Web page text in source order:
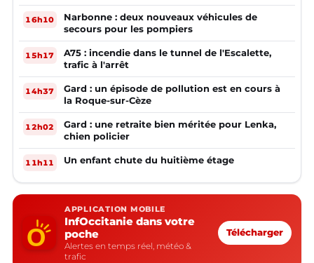
16h10
Narbonne : deux nouveaux véhicules de
secours pour les pompiers
15h17
A75 : incendie dans le tunnel de l'Escalette,
trafic à l'arrêt
14h37
Gard : un épisode de pollution est en cours à
la Roque-sur-Cèze
12h02
Gard : une retraite bien méritée pour Lenka,
chien policier
11h11 Un enfant chute du huitième étage
APPLICATION MOBILE
InfOccitanie dans votre
poche
Alertes en temps réel, météo &
trafic
Télécharger